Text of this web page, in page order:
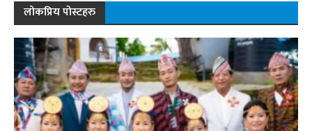
लोकप्रिय पोस्टहरु